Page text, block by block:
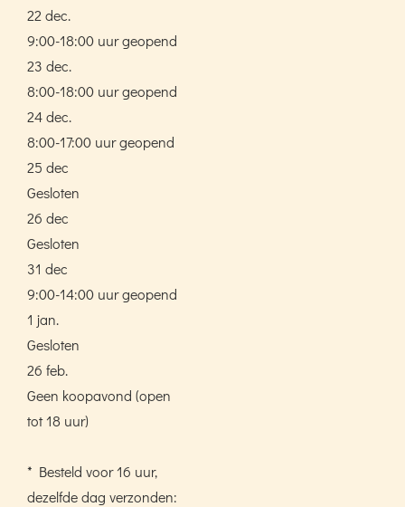
22 dec.
9:00-18:00 uur geopend
23 dec.
8:00-18:00 uur geopend
24 dec.
8:00-17:00 uur geopend
25 dec
Gesloten
26 dec
Gesloten
31 dec
9:00-14:00 uur geopend
1 jan.
Gesloten
26 feb.
Geen koopavond (open
tot 18 uur)
* Besteld voor 16 uur,
dezelfde dag verzonden: